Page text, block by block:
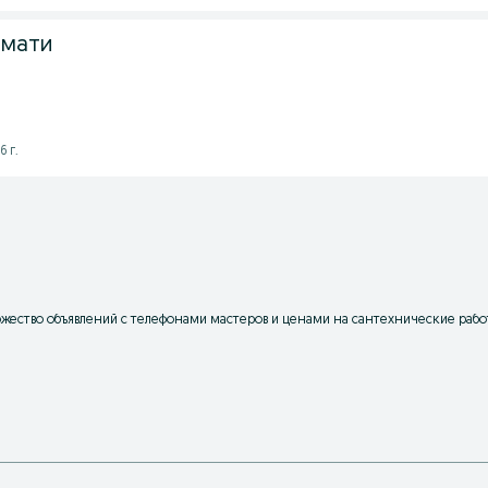
г.
объявлений с телефонами мастеров и ценами на сантехнические